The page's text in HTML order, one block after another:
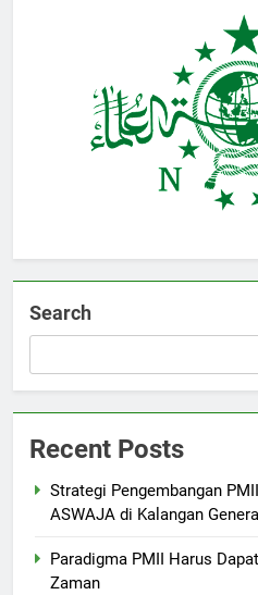
Search
Recent Posts
Strategi Pengembangan
ASWAJA di Kalangan
Paradigma PMII Harus
Zaman